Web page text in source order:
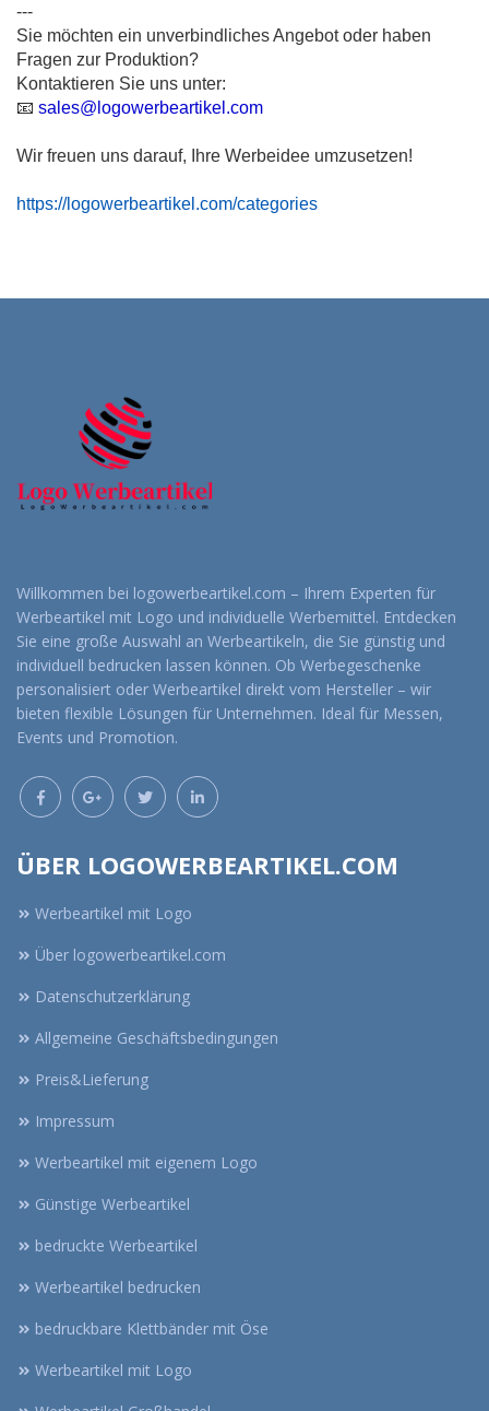
---
Sie möchten ein unverbindliches Angebot oder haben
Fragen zur Produktion?
Kontaktieren Sie uns unter:
📧 sales@logowerbeartikel.com
Wir freuen uns darauf, Ihre Werbeidee umzusetzen!
https://logowerbeartikel.com/categories
Willkommen bei logowerbeartikel.com – Ihrem Experten für
Werbeartikel mit Logo und individuelle Werbemittel. Entdecken
Sie eine große Auswahl an Werbeartikeln, die Sie günstig und
individuell bedrucken lassen können. Ob Werbegeschenke
personalisiert oder Werbeartikel direkt vom Hersteller – wir
bieten flexible Lösungen für Unternehmen. Ideal für Messen,
Events und Promotion.
ÜBER LOGOWERBEARTIKEL.COM
Werbeartikel mit Logo
Über logowerbeartikel.com
Datenschutzerklärung
Allgemeine Geschäftsbedingungen
Preis&Lieferung
Impressum
Werbeartikel mit eigenem Logo
Günstige Werbeartikel
bedruckte Werbeartikel
Werbeartikel bedrucken
bedruckbare Klettbänder mit Öse
Werbeartikel mit Logo